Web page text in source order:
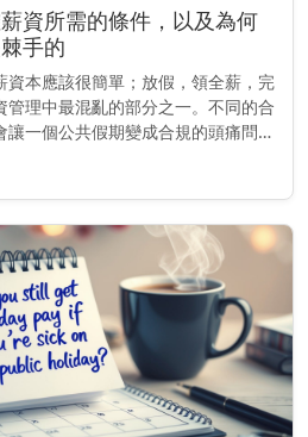
資所需的條件，以及為何
手的
資本應該很簡單；放假，領全薪，完
管理中最混亂的部分之一。不同的合
一個公共假期變成合規的頭痛問
是管理全國薪資團隊，做好這件事